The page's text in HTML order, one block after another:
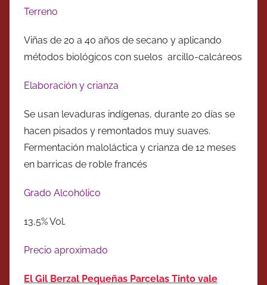
Terreno
Viñas de 20 a 40 años de secano y aplicando
métodos biológicos con suelos arcillo-calcáreos
Elaboración y crianza
Se usan levaduras indígenas, durante 20 días se
hacen pisados y remontados muy suaves.
Fermentación maloláctica y crianza de 12 meses
en barricas de roble francés
Grado Alcohólico
13,5% Vol.
Precio aproximado
El Gil Berzal Pequeñas Parcelas Tinto vale